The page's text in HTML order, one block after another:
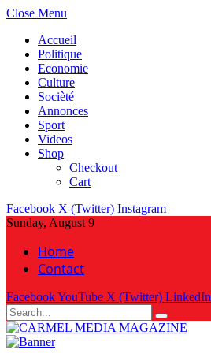
Close Menu
Accueil
Politique
Economie
Culture
Socièté
Annonces
Sport
Videos
Shop
Checkout
Cart
Facebook X (Twitter) Instagram
Sunday, August 9
Home
Contact
FacebookYouTube X (Twitter) LinkedIn